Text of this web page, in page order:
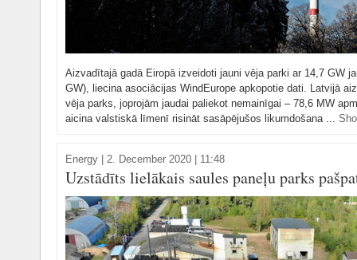
Aizvadītajā gadā Eiropā izveidoti jauni vēja parki ar 14,7 GW
GW), liecina asociācijas WindEurope apkopotie dati. Latvijā
vēja parks, joprojām jaudai paliekot nemainīgai – 78,6 MW
aicina valstiskā līmenī risināt sasāpējušos likumdošana ...
Energy 2. December 2020 | 11:48
Uzstādīts lielākais saules paneļu parks